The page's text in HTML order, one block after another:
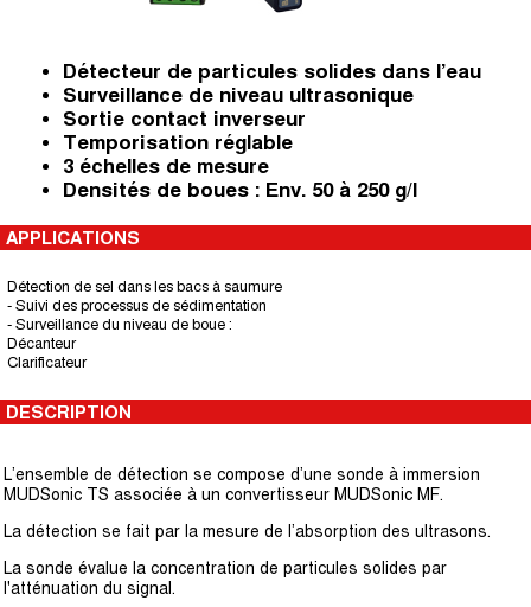
Détecteur de particules solides dans l’eau
Surveillance de niveau ultrasonique
Sortie contact inverseur
Temporisation réglable
3 échelles de mesure
Densités de boues : Env. 50 à 250 g/l
APPLICATIONS
Détection de sel dans les bacs à saumure
- Suivi des processus de sédimentation
- Surveillance du niveau de boue :
Décanteur
Clarificateur
DESCRIPTION
L’ensemble de détection se compose d’une sonde à immersion
MUDSonic TS associée à un convertisseur MUDSonic MF.
La détection se fait par la mesure de l’absorption des ultrasons.
La sonde évalue la concentration de particules solides par
l'atténuation du signal.